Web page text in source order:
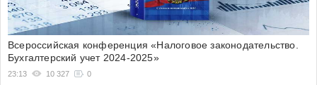
Всероссийская конференция «Налоговое законодательство.
Бухгалтерский учет 2024-2025»
23:13 10 327 0